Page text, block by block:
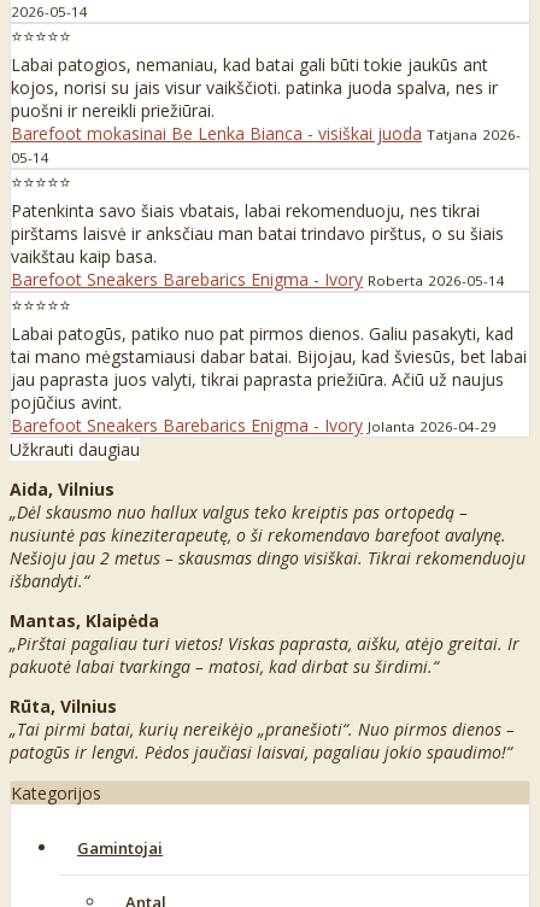
2026-05-14
⭐⭐⭐⭐⭐
Labai patogios, nemaniau, kad batai gali būti tokie jaukūs ant
kojos, norisi su jais visur vaikščioti. patinka juoda spalva, nes ir
puošni ir nereikli priežiūrai.
Barefoot mokasinai Be Lenka Bianca - visiškai juoda Tatjana 2026-
05-14
⭐⭐⭐⭐⭐
Patenkinta savo šiais vbatais, labai rekomenduoju, nes tikrai
pirštams laisvė ir anksčiau man batai trindavo pirštus, o su šiais
vaikštau kaip basa.
Barefoot Sneakers Barebarics Enigma - Ivory Roberta 2026-05-14
⭐⭐⭐⭐⭐
Labai patogūs, patiko nuo pat pirmos dienos. Galiu pasakyti, kad
tai mano mėgstamiausi dabar batai. Bijojau, kad šviesūs, bet labai
jau paprasta juos valyti, tikrai paprasta priežiūra. Ačiū už naujus
pojūčius avint.
Barefoot Sneakers Barebarics Enigma - Ivory Jolanta 2026-04-29
Užkrauti daugiau
Aida, Vilnius
„Dėl skausmo nuo hallux valgus teko kreiptis pas ortopedą –
nusiuntė pas kineziterapeutę, o ši rekomendavo barefoot avalynę.
Nešioju jau 2 metus – skausmas dingo visiškai. Tikrai rekomenduoju
išbandyti.“
Mantas, Klaipėda
„Pirštai pagaliau turi vietos! Viskas paprasta, aišku, atėjo greitai. Ir
pakuotė labai tvarkinga – matosi, kad dirbat su širdimi.“
Rūta, Vilnius
„Tai pirmi batai, kurių nereikėjo „pranešioti“. Nuo pirmos dienos –
patogūs ir lengvi. Pėdos jaučiasi laisvai, pagaliau jokio spaudimo!“
Kategorijos
Gamintojai
Antal